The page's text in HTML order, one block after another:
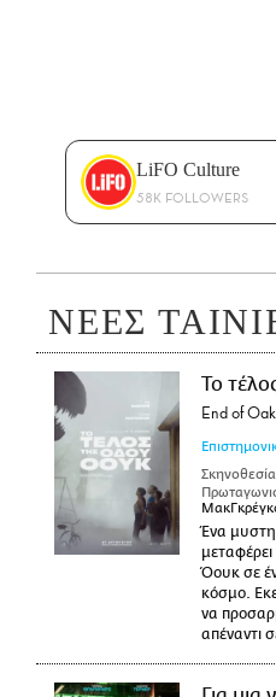
LiFO Culture
58K FOLLOWERS
ΝΕΕΣ
Το
End of
Ένα
Όουκ σε
κόσμο.
να
απέναντι